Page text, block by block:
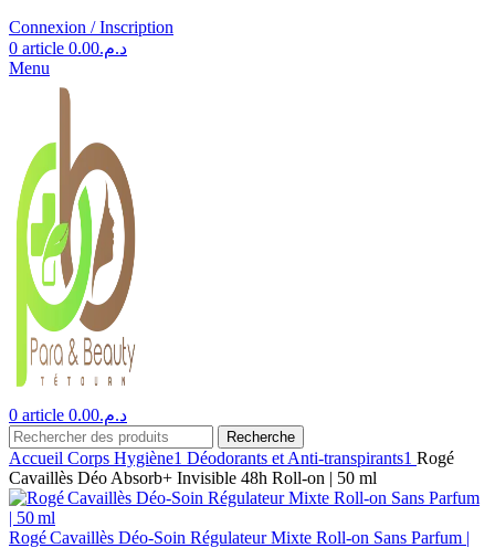
Connexion / Inscription
0 article د.م.0.00
Menu
0 article د.م.0.00
Recherche
Accueil Corps Hygiène1 Déodorants et Anti-transpirants1 Rogé
Cavaillès Déo Absorb+ Invisible 48h Roll-on | 50 ml
Rogé Cavaillès Déo‑Soin Régulateur Mixte Roll‑on Sans Parfum |